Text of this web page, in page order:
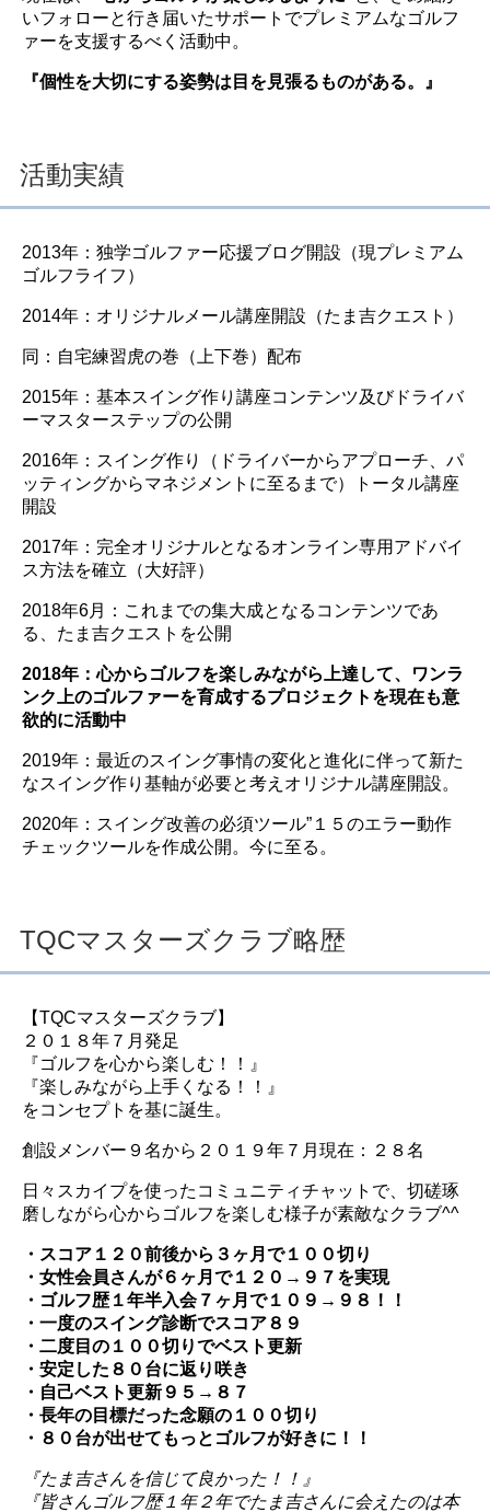
いフォローと行き届いたサポートでプレミアムなゴルフ
ァーを支援するべく活動中。
『個性を大切にする姿勢は目を見張るものがある。』
活動実績
2013年：独学ゴルファー応援ブログ開設（現プレミアム
ゴルフライフ）
2014年：オリジナルメール講座開設（たま吉クエスト）
同：自宅練習虎の巻（上下巻）配布
2015年：基本スイング作り講座コンテンツ及びドライバ
ーマスターステップの公開
2016年：スイング作り（ドライバーからアプローチ、パ
ッティングからマネジメントに至るまで）トータル講座
開設
2017年：完全オリジナルとなるオンライン専用アドバイ
ス方法を確立（大好評）
2018年6月：これまでの集大成となるコンテンツであ
る、たま吉クエストを公開
2018年：心からゴルフを楽しみながら上達して、ワンラ
ンク上のゴルファーを育成するプロジェクトを現在も意
欲的に活動中
2019年：最近のスイング事情の変化と進化に伴って新た
なスイング作り基軸が必要と考えオリジナル講座開設。
2020年：スイング改善の必須ツール”１５のエラー動作
チェックツールを作成公開。今に至る。
TQCマスターズクラブ略歴
【TQCマスターズクラブ】
２０１８年７月発足
『ゴルフを心から楽しむ！！』
『楽しみながら上手くなる！！』
をコンセプトを基に誕生。
創設メンバー９名から２０１９年７月現在：２８名
日々スカイプを使ったコミュニティチャットで、切磋琢
磨しながら心からゴルフを楽しむ様子が素敵なクラブ^^
・スコア１２０前後から３ヶ月で１００切り
・女性会員さんが６ヶ月で１２０→９７を実現
・ゴルフ歴１年半入会７ヶ月で１０９→９８！！
・一度のスイング診断でスコア８９
・二度目の１００切りでベスト更新
・安定した８０台に返り咲き
・自己ベスト更新９５→８７
・長年の目標だった念願の１００切り
・８０台が出せてもっとゴルフが好きに！！
『たま吉さんを信じて良かった！！』
『皆さんゴルフ歴１年２年でたま吉さんに会えたのは本